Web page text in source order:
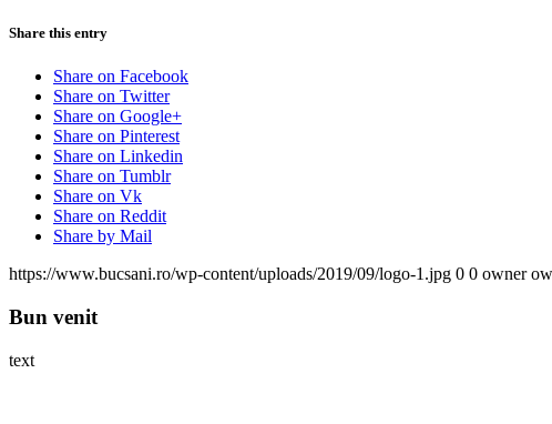
Share this entry
Share on Facebook
Share on Twitter
Share on Google+
Share on Pinterest
Share on Linkedin
Share on Tumblr
Share on Vk
Share on Reddit
Share by Mail
https://www.bucsani.ro/wp-content/uploads/2019/09/logo-1.jpg 0 0 owner
Bun venit
text